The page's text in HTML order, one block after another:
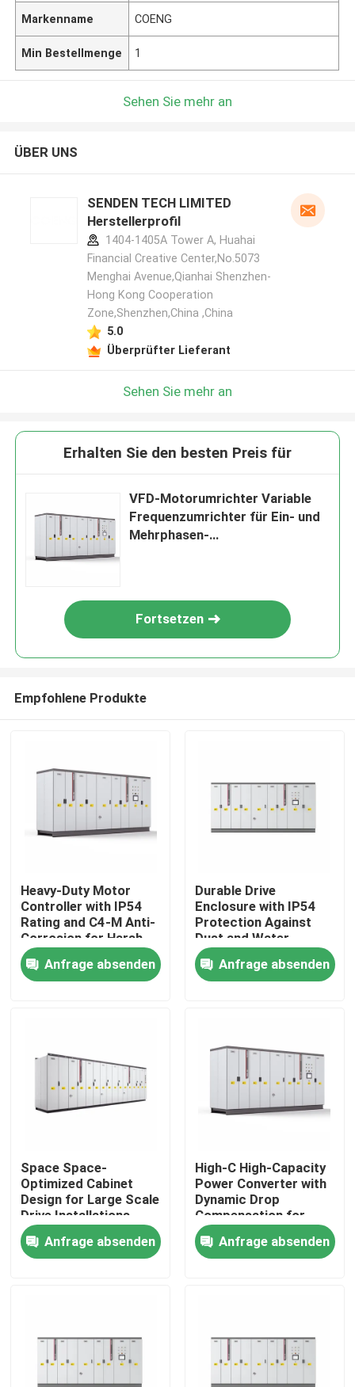
Zu Hause
Produkte
Über uns
Qualitätskontrolle
Kontakt mit uns
vfd variabler Frequenz-Antrieb
Markenname COENG
Min Bestellmenge 1
Sehen Sie mehr an
ÜBER UNS
SENDEN TECH LIMITED
Herstellerprofil
1404-1405A Tower A, Huahai
Financial Creative Center,No.5073
Menghai Avenue,Qianhai Shenzhen-
Hong Kong Cooperation
Zone,Shenzhen,China ,China
5.0
Überprüfter Lieferant
Sehen Sie mehr an
Erhalten Sie den besten Preis für
VFD-Motorumrichter Variable
Frequenzumrichter für Ein- und
Mehrphasen-
Fortsetzen
Empfohlene Produkte
Heavy-Duty Motor
Controller with IP54
Rating and C4-M Anti-
Corrosion for Harsh
Plant Conditions
Anfrage absenden
Durable Drive
Enclosure with IP54
Protection Against
Dust and Water
Ingress for Reliability
Anfrage absenden
Space Space-
Optimized Cabinet
Design for Large Scale
Drive Installations
Saving Valuable Floor
SpaceAnfrage absenden
High-C High-Capacity
Power Converter with
Dynamic Drop
Compensation for
Smooth Motor
Performance
Anfrage absenden